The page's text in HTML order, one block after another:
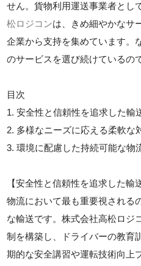
せん。貨物利用運送事業者とし
松ロジコンは、きめ細やかなサ
企業から支持を集めています。
のサービスを選び続けているの
目次
1. 安全性と信頼性を追求した輸
2. 多様なニーズに応える柔軟な
3. 環境に配慮した持続可能な物
【安全性と信頼性を追求した輸
物流において最も重要視される
な輸送です。株式会社高松ロジ
制を構築し、ドライバーの教育
期的な安全講習や運転技術向上